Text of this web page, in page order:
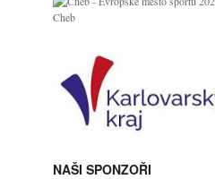
NAŠI SPONZOŘI